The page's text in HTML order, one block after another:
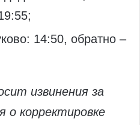
14:50, обратно –
извинения за
о корректировке